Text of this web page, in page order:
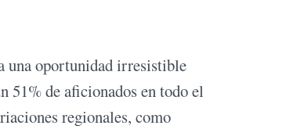
una oportunidad irresistible
51% de aficionados en todo el
regionales, como